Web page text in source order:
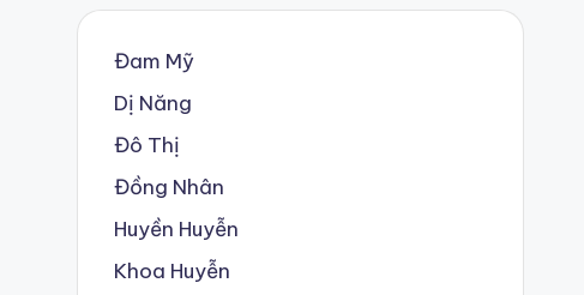
Đam Mỹ
Dị Năng
Đô Thị
Đồng Nhân
Huyền Huyễn
Khoa Huyễn